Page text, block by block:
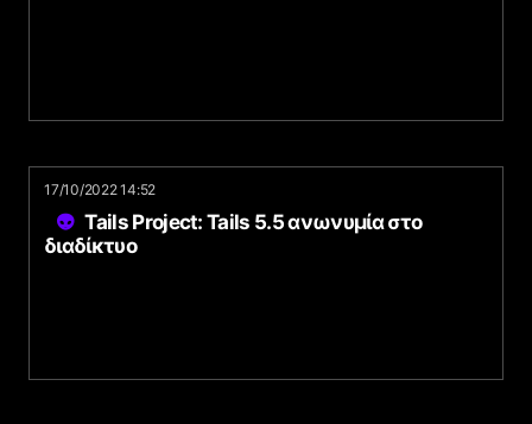
17/10/2022 14:52
Tails Project: Tails 5.5 ανωνυμία στο
διαδίκτυο